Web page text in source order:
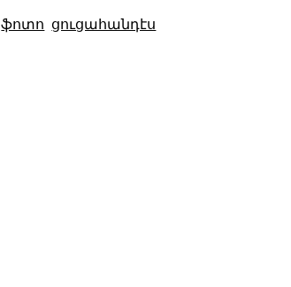
ֆոտո ցուցահանդէս